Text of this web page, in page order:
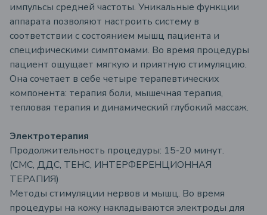
импульсы средней частоты. Уникальные функции
аппарата позволяют настроить систему в
соответствии с состоянием мышц пациента и
специфическими симптомами. Во время процедуры
пациент ощущает мягкую и приятную стимуляцию.
Она сочетает в себе четыре терапевтических
компонента: терапия боли, мышечная терапия,
тепловая терапия и динамический глубокий массаж.
Электротерапия
Продолжительность процедуры: 15-20 минут.
(СМС, ДДС, ТЕНС, ИНТЕРФЕРЕНЦИОННАЯ
ТЕРАПИЯ)
Методы стимуляции нервов и мышц. Во время
процедуры на кожу накладываются электроды для